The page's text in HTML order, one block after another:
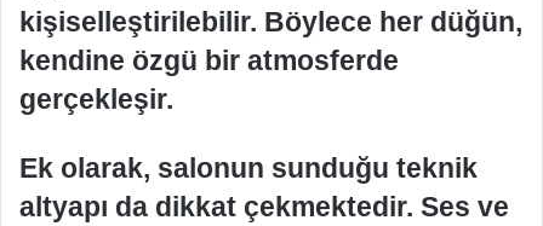
kişiselleştirilebilir. Böylece her düğün,
kendine özgü bir atmosferde
gerçekleşir.
Ek olarak, salonun sunduğu teknik
altyapı da dikkat çekmektedir. Ses ve